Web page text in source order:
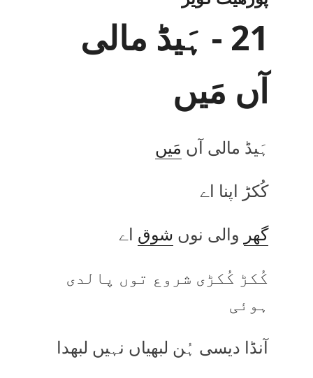
21 - ہَیڈ مالی
آں مَیں
ہَیڈ مالی آں مَیں
کُکڑ اپنا اے
گھر والی نوں شوق اے
کُکڑ کُکڑی شروع توں پالدی
ہوئی
آنڈا دیسی ہُن لبھیاں نہیں لبھدا